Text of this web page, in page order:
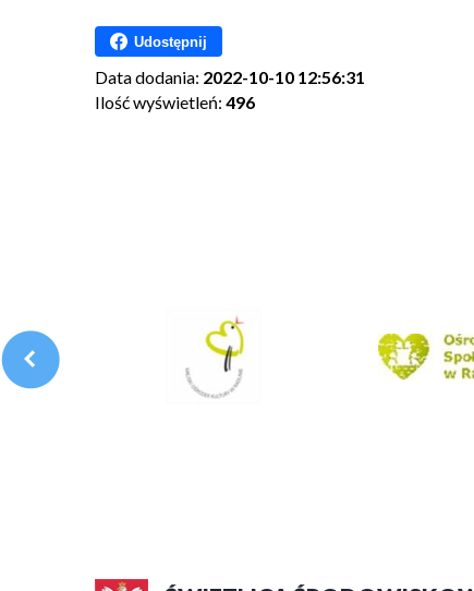
Udostępnij
Data dodania: 2022-10-10 12:56:31
Ilość wyświetleń: 496